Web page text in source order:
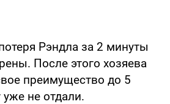
Рэндла за 2 минуты
После этого хозяева
преимущество до 5
уже не отдали.